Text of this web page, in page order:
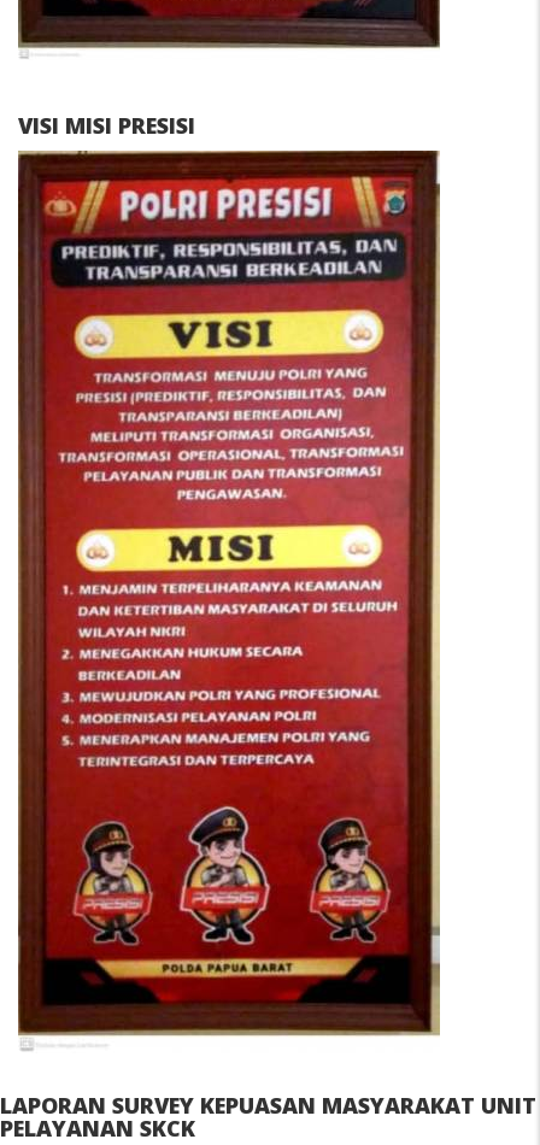
VISI MISI PRESISI
LAPORAN SURVEY KEPUASAN MASYARAKAT UNIT
PELAYANAN SKCK